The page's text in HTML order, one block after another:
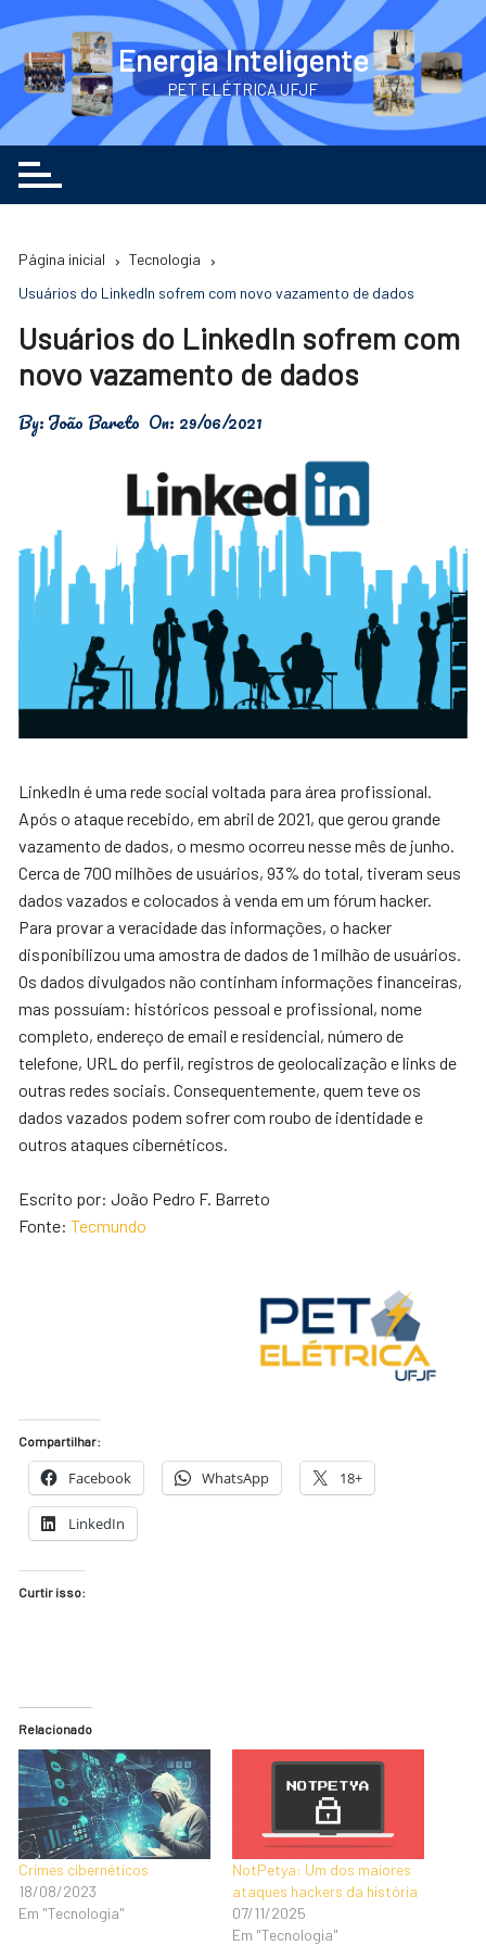
o
conteúdo
Energia Inteligente
PET ELÉTRICA UFJF
Página inicial
Tecnologia
Usuários do LinkedIn sofrem com novo vazamento de dados
Usuários do LinkedIn sofrem com
novo vazamento de dados
By:João Bareto On: 29/06/2021
LinkedIn é uma rede social voltada para área profissional.
Após o ataque recebido, em abril de 2021, que gerou grande
vazamento de dados, o mesmo ocorreu nesse mês de junho.
Cerca de 700 milhões de usuários, 93% do total, tiveram seus
dados vazados e colocados à venda em um fórum hacker.
Para provar a veracidade das informações, o hacker
disponibilizou uma amostra de dados de 1 milhão de usuários.
Os dados divulgados não continham informações financeiras,
mas possuíam: históricos pessoal e profissional, nome
completo, endereço de email e residencial, número de
telefone, URL do perfil, registros de geolocalização e links de
outras redes sociais. Consequentemente, quem teve os
dados vazados podem sofrer com roubo de identidade e
outros ataques cibernéticos.
Escrito por: João Pedro F. Barreto
Fonte:Tecmundo
Compartilhar:
Facebook WhatsApp 18+
LinkedIn
Curtir isso:
Relacionado
Crimes cibernéticos
18/08/2023
Em "Tecnologia"
NotPetya: Um dos maiores
ataques hackers da história
07/11/2025
Em "Tecnologia"